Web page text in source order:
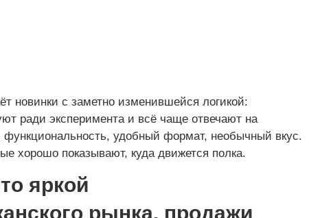
новинки с заметно изменившейся логикой:
ради эксперимента и всё чаще отвечают на
функциональность, удобный формат, необычный вкус.
хорошо показывают, куда движется полка.
яркой